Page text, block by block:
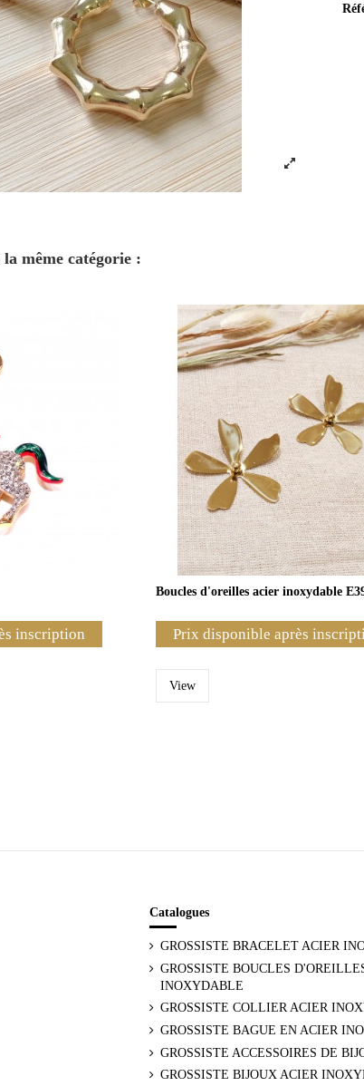
même catégorie :
inscription
Boucles d'oreilles acier inoxydable
Prix disponible après
View
Catalogues
GROSSISTE BRACELET ACIER
GROSSISTE BOUCLES
INOXYDABLE
GROSSISTE COLLIER ACIER
GROSSISTE BAGUE EN ACIER
GROSSISTE ACCESSOIRES DE
GROSSISTE BIJOUX ACIER